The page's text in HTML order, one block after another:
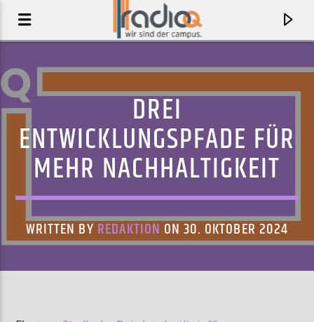
DREI
ENTWICKLUNGSPFADE FÜR
MEHR NACHHALTIGKEIT
WRITTEN BY REDAKTION ON 30. OKTOBER 2024